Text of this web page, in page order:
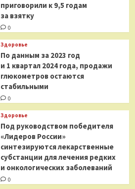
приговорили к 9,5 годам
за взятку
0
Здоровье
По данным за 2023 год
и 1 квартал 2024 года, продажи
глюкометров остаются
стабильными
0
Здоровье
Под руководством победителя
«Лидеров России»
синтезируются лекарственные
субстанции для лечения редких
и онкологических заболеваний
0